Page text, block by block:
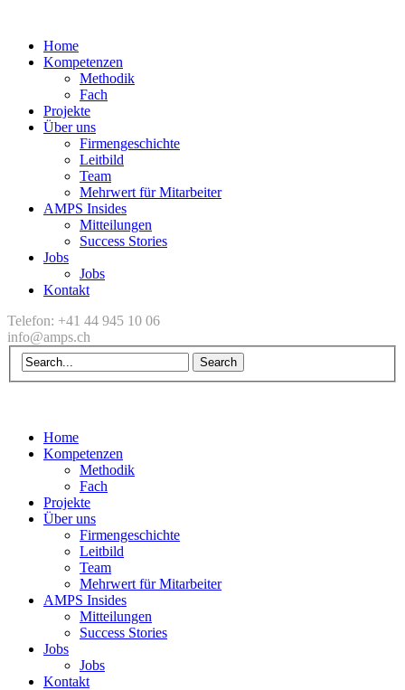
Home
Kompetenzen
Methodik
Fach
Projekte
Über uns
Firmengeschichte
Leitbild
Team
Mehrwert für Mitarbeiter
AMPS Insides
Mitteilungen
Success Stories
Jobs
Jobs
Kontakt
Telefon: +41 44 945 10 06
info@amps.ch
Home
Kompetenzen
Methodik
Fach
Projekte
Über uns
Firmengeschichte
Leitbild
Team
Mehrwert für Mitarbeiter
AMPS Insides
Mitteilungen
Success Stories
Jobs
Jobs
Kontakt